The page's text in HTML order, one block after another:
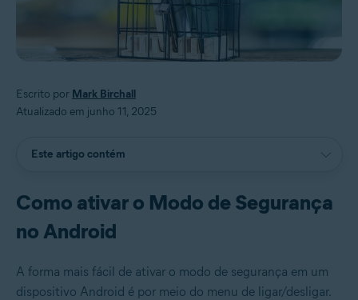
Escrito por Mark Birchall
Atualizado em junho 11, 2025
Este artigo contém
Como ativar o Modo de Segurança
no Android
A forma mais fácil de ativar o modo de segurança em um
dispositivo Android é por meio do menu de ligar/desligar.